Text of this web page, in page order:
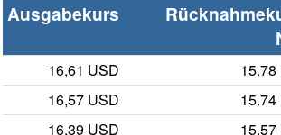
Ausgabekurs
16,61 USD 15.78
16,57 USD
15.74
16,39 USD
15.57